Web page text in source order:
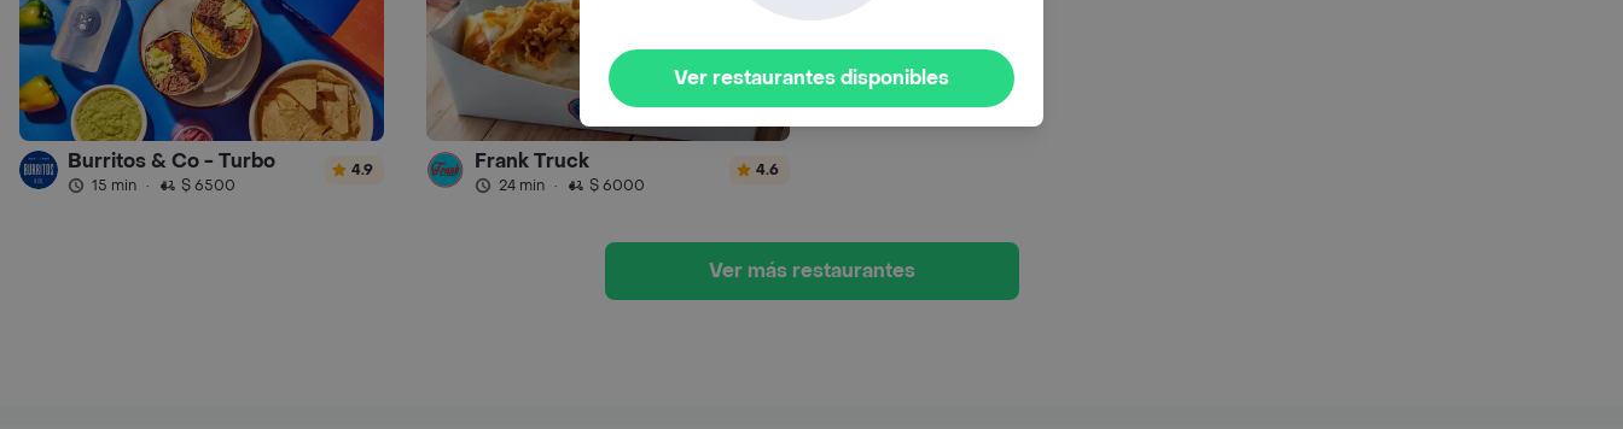
Burritos & Co - Turbo
15 min · $ 6500
4.9 Frank Truck
24 min · $ 6000
4.6
Ver más restaurantes
Ver restaurantes disponibles